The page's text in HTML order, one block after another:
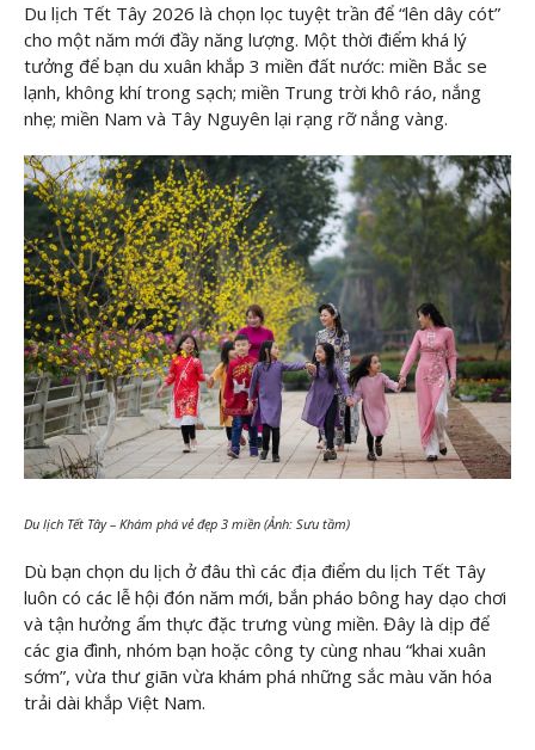
Du lịch Tết Tây 2026 là chọn lọc tuyệt trần để “lên dây cót”
cho một năm mới đầy năng lượng. Một thời điểm khá lý
tưởng để bạn du xuân khắp 3 miền đất nước: miền Bắc se
lạnh, không khí trong sạch; miền Trung trời khô ráo, nắng
nhẹ; miền Nam và Tây Nguyên lại rạng rỡ nắng vàng.
Du lịch Tết Tây – Khám phá vẻ đẹp 3 miền (Ảnh: Sưu tầm)
Dù bạn chọn du lịch ở đâu thì các địa điểm du lịch Tết Tây
luôn có các lễ hội đón năm mới, bắn pháo bông hay dạo chơi
và tận hưởng ẩm thực đặc trưng vùng miền. Đây là dịp để
các gia đình, nhóm bạn hoặc công ty cùng nhau “khai xuân
sớm”, vừa thư giãn vừa khám phá những sắc màu văn hóa
trải dài khắp Việt Nam.